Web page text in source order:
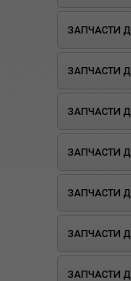
ЗАПЧАСТИ
ЗАПЧАСТИ
ЗАПЧАСТИ
ЗАПЧАСТИ
ЗАПЧАСТИ
ЗАПЧАСТИ
ЗАПЧАСТИ